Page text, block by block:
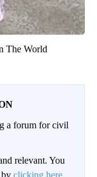
The World
a forum for civil
relevant. You
clicking here